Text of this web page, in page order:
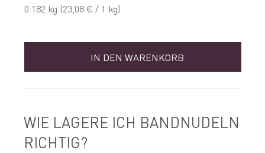
0.182 kg (23,08 € / 1 kg)
IN DEN WARENKORB
WIE LAGERE ICH BANDNUDELN
RICHTIG?